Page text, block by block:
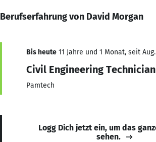
Berufserfahrung von David Morgan
Bis heute 11 Jahre und 1 Monat, seit
Civil Engineering Technician
Pamtech
Logg Dich jetzt ein, um das
sehen.